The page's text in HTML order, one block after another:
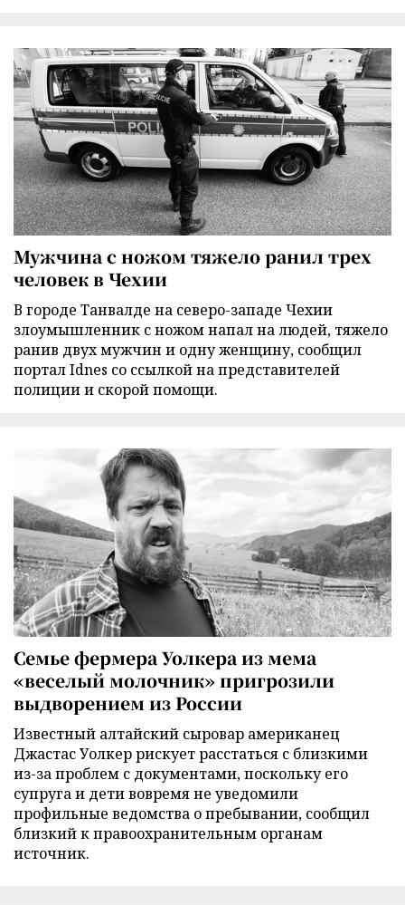
Мужчина с ножом тяжело ранил трех
человек в Чехии
В городе Танвалде на северо-западе Чехии
злоумышленник с ножом напал на людей, тяжело
ранив двух мужчин и одну женщину, сообщил
портал Idnes со ссылкой на представителей
полиции и скорой помощи.
Семье фермера Уолкера из мема
«веселый молочник» пригрозили
выдворением из России
Известный алтайский сыровар американец
Джастас Уолкер рискует расстаться с близкими
из-за проблем с документами, поскольку его
супруга и дети вовремя не уведомили
профильные ведомства о пребывании, сообщил
близкий к правоохранительным органам
источник.